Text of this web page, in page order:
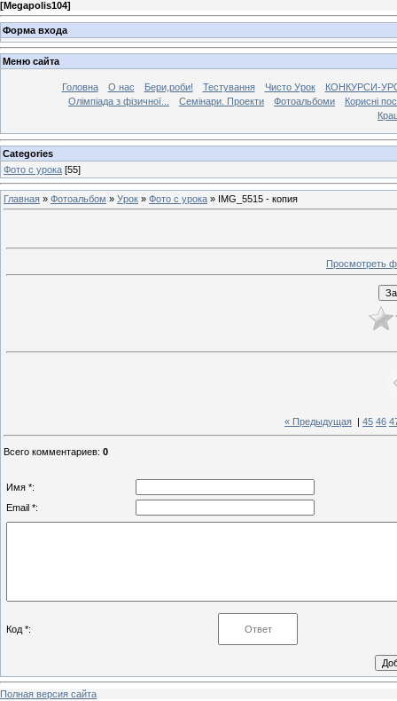
[Megapolis104]
Форма входа
Меню сайта
Головна О нас Бери,роби! Тестування Чисто Урок
КОНКУРСИ-
Олімпіада з фізичної...
Семінари. Проекти Фотоальбоми
Корисні
Categories
Фото с урока [55]
Главная » Фотоальбом » Урок » Фото с урока » IMG_5515 - копия
Просмотреть
« Предыдущая 45 46
Всего комментариев: 0
Имя *:
Email *:
Код *:
Полная версия сайта